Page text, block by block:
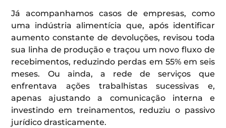
Já acompanhamos casos de empresas, como
uma indústria alimentícia que, após identificar
aumento constante de devoluções, revisou toda
sua linha de produção e traçou um novo fluxo de
recebimentos, reduzindo perdas em 55% em seis
meses. Ou ainda, a rede de serviços que
enfrentava ações trabalhistas sucessivas e,
apenas ajustando a comunicação interna e
investindo em treinamentos, reduziu o passivo
jurídico drasticamente.